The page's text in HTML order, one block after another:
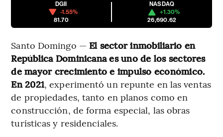
DGII
-1.55%
81.70
NASDAQ
+1.30%
26,690.62
Santo Domingo — El sector inmobiliario en
República Dominicana es uno de los sectores
de mayor crecimiento e impulso económico.
En 2021, experimentó un repunte en las ventas
de propiedades, tanto en planos como en
construcción, de forma especial, las obras
turísticas y residenciales.